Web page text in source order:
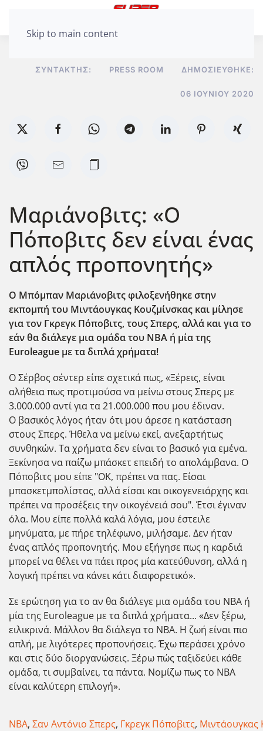
Skip to main content
ΣΥΝΤΆΚΤΗΣ: PRESS ROOM ΔΗΜΟΣΙΕΎΘΗΚΕ:
06 ΙΟΥΝΊΟΥ 2020
Μαριάνοβιτς: «Ο
Πόποβιτς δεν είναι ένας
απλός προπονητής»
O Mπόμπαν Μαριάνοβιτς φιλοξενήθηκε στην
εκπομπή του Μιντάουγκας Κουζμίνσκας και μίλησε
για τον Γκρεγκ Πόποβιτς, τους Σπερς, αλλά και για το
εάν θα διάλεγε μια ομάδα του ΝΒΑ ή μία της
Euroleague με τα διπλά χρήματα!
Ο Σέρβος σέντερ είπε σχετικά πως, «Ξέρεις, είναι
αλήθεια πως προτιμούσα να μείνω στους Σπερς με
3.000.000 αντί για τα 21.000.000 που μου έδιναν.
Ο βασικός λόγος ήταν ότι μου άρεσε η κατάσταση
στους Σπερς. Ήθελα να μείνω εκεί, ανεξαρτήτως
συνθηκών. Τα χρήματα δεν είναι το βασικό για εμένα.
Ξεκίνησα να παίζω μπάσκετ επειδή το απολάμβανα. Ο
Πόποβιτς μου είπε "ΟΚ, πρέπει να πας. Είσαι
μπασκετμπολίστας, αλλά είσαι και οικογενειάρχης και
πρέπει να προσέξεις την οικογένειά σου". Έτσι έγιναν
όλα. Μου είπε πολλά καλά λόγια, μου έστειλε
μηνύματα, με πήρε τηλέφωνο, μιλήσαμε. Δεν ήταν
ένας απλός προπονητής. Μου εξήγησε πως η καρδιά
μπορεί να θέλει να πάει προς μία κατεύθυνση, αλλά η
λογική πρέπει να κάνει κάτι διαφορετικό».
Σε ερώτηση για το αν θα διάλεγε μια ομάδα του ΝΒΑ ή
μία της Euroleague με τα διπλά χρήματα... «Δεν ξέρω,
ειλικρινά. Μάλλον θα διάλεγα το ΝΒΑ. Η ζωή είναι πιο
απλή, με λιγότερες προπονήσεις. Έχω περάσει χρόνο
και στις δύο διοργανώσεις. Ξέρω πώς ταξιδεύει κάθε
ομάδα, τι συμβαίνει, τα πάντα. Νομίζω πως το ΝΒΑ
είναι καλύτερη επιλογή».
NBA, Σαν Αντόνιο Σπερς, Γκρεγκ Πόποβιτς, Μιντάουγκας